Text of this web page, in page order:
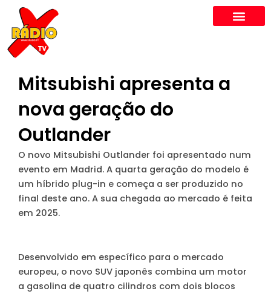
content
Mitsubishi apresenta a
nova geração do
Outlander
O novo Mitsubishi Outlander foi apresentado num
evento em Madrid. A quarta geração do modelo é
um híbrido plug-in e começa a ser produzido no
final deste ano. A sua chegada ao mercado é feita
em 2025.
Desenvolvido em específico para o mercado
europeu, o novo SUV japonês combina um motor
a gasolina de quatro cilindros com dois blocos